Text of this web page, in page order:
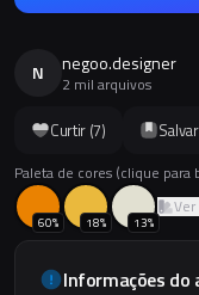
Curtir (7) Salvar
Paleta de cores (clique para
60% 18% 13%
Informações do
N negoo.designer
2 mil arquivos